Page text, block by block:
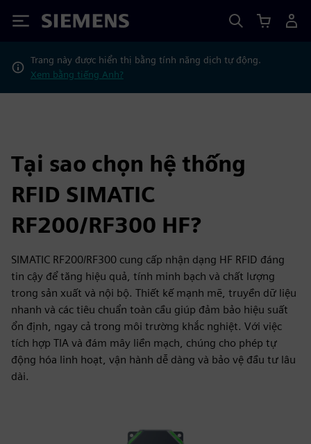
Siemens
Trang này được hiển thị bằng tính năng dịch tự động.
Xem bằng tiếng Anh?
Tại sao chọn hệ thống
RFID SIMATIC
RF200/RF300 HF?
SIMATIC RF200/RF300 cung cấp nhận dạng HF RFID đáng
tin cậy để tăng hiệu quả, tính minh bạch và chất lượng
trong sản xuất và nội bộ. Thiết kế mạnh mẽ, truyền dữ liệu
nhanh và các tiêu chuẩn toàn cầu giúp đảm bảo hiệu suất
ổn định, ngay cả trong môi trường khắc nghiệt. Với việc
tích hợp TIA và đám mây liền mạch, chúng cho phép tự
động hóa linh hoạt, vận hành dễ dàng và bảo vệ đầu tư lâu
dài.